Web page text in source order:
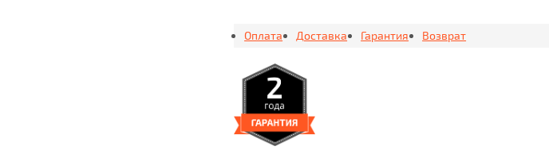
Оплата Доставка Гарантия Возврат